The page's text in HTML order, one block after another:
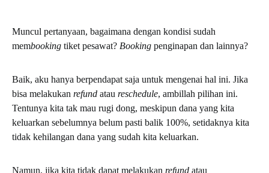
Muncul pertanyaan, bagaimana dengan kondisi sudah
membooking tiket pesawat? Booking penginapan dan lainnya?
Baik, aku hanya berpendapat saja untuk mengenai hal ini. Jika
bisa melakukan refund atau reschedule, ambillah pilihan ini.
Tentunya kita tak mau rugi dong, meskipun dana yang kita
keluarkan sebelumnya belum pasti balik 100%, setidaknya kita
tidak kehilangan dana yang sudah kita keluarkan.
Namun, jika kita tidak dapat melakukan refund atau